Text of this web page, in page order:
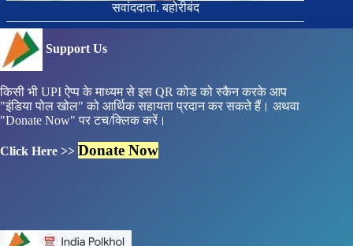
सवांददाता. बहोरीबंद
Support Us
किसी भी UPI ऐप्प के माध्यम से इस QR कोड को स्कैन करके आप
"इंडिया पोल खोल" को आर्थिक सहायता प्रदान कर सकते हैं। अथवा
"Donate Now" पर टच/क्लिक करें।
Click Here >> Donate Now